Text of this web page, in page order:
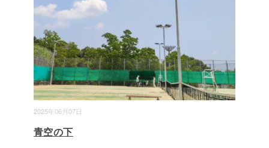
2025年06月07日
青空の下